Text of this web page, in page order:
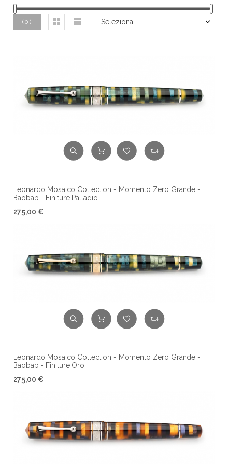
( 0 ) Seleziona
Leonardo Mosaico Collection - Momento Zero Grande -
Baobab - Finiture Palladio
275,00 €
Leonardo Mosaico Collection - Momento Zero Grande -
Baobab - Finiture Oro
275,00 €